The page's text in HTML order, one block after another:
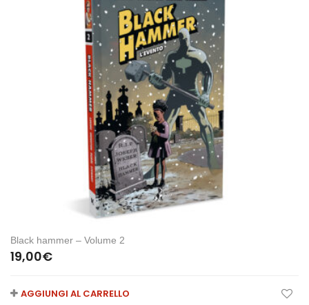
Black hammer – Volume 2
19,00€
AGGIUNGI AL CARRELLO